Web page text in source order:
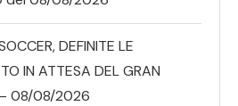
DEFINITE LE
IN ATTESA DEL GRAN
– 08/08/2026